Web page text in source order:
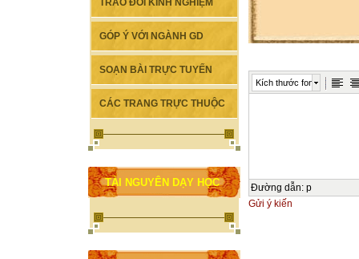
TRAO ĐỔI KINH NGHIỆM
GÓP Ý VỚI NGÀNH GD
SOẠN BÀI TRỰC TUYẾN
CÁC TRANG TRỰC THUỘC
TÀI NGUYÊN DẠY HỌC
Kích thước font
Đường dẫn: p
Gửi ý kiến